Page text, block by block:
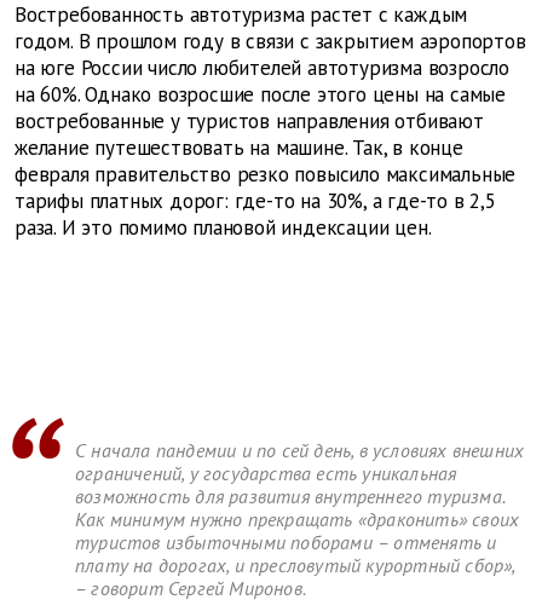
Востребованность автотуризма растет с каждым
годом. В прошлом году в связи с закрытием аэропортов
на юге России число любителей автотуризма возросло
на 60%. Однако возросшие после этого цены на самые
востребованные у туристов направления отбивают
желание путешествовать на машине. Так, в конце
февраля правительство резко повысило максимальные
тарифы платных дорог: где-то на 30%, а где-то в 2,5
раза. И это помимо плановой индексации цен.
С начала пандемии и по сей день, в условиях внешних
ограничений, у государства есть уникальная
возможность для развития внутреннего туризма.
Как минимум нужно прекращать «драконить» своих
туристов избыточными поборами – отменять и
плату на дорогах, и пресловутый курортный сбор»,
– говорит Сергей Миронов.